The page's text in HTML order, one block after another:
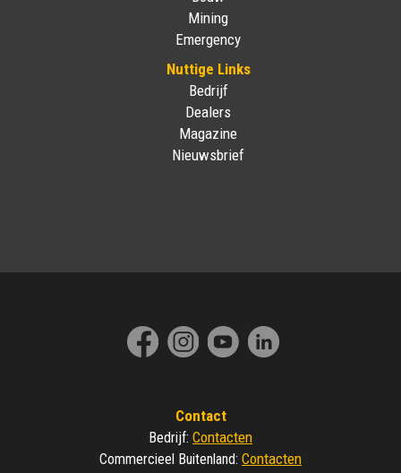
Mining
Emergency
Nuttige Links
Bedrijf
Dealers
Magazine
Nieuwsbrief
Contact
Bedrijf: Contacten
Commercieel Buitenland: Contacten